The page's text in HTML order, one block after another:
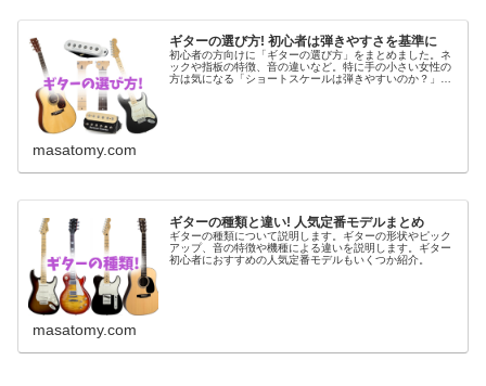
ギターの選び方! 初心者は弾きやすさを基準に
初心者の方向けに「ギターの選び方」をまとめました。ネ
ックや指板の特徴、音の違いなど。特に手の小さい女性の
方は気になる「ショートスケールは弾きやすいのか？」に
masatomy.com
ギターの種類と違い! 人気定番モデルまとめ
ギターの種類について説明します。ギターの形状やピック
アップ、音の特徴や機種による違いを説明します。ギター
初心者におすすめの人気定番モデルもいくつか紹介。
masatomy.com